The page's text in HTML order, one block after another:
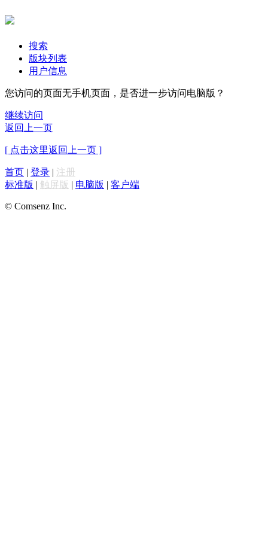
搜索
版块列表
用户信息
您访问的页面无手机页面，是否进一步访问电脑版？
继续访问
返回上一页
[ 点击这里返回上一页 ]
首页 | 登录 | 注册
标准版 | 触屏版 | 电脑版 | 客户端
© Comsenz Inc.